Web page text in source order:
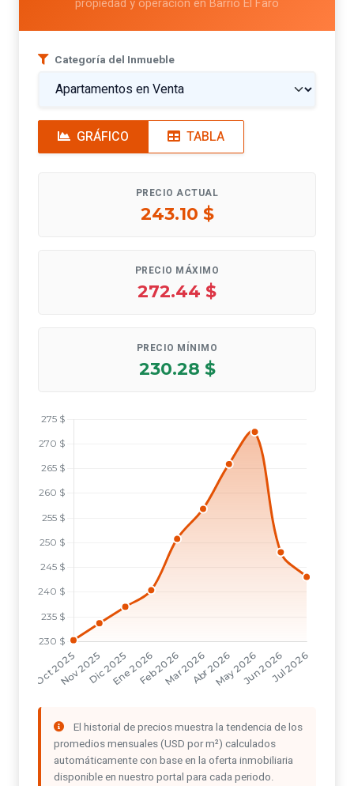
propiedad y operación en Barrio El Faro
Categoría del Inmueble
GRÁFICO TABLA
PRECIO ACTUAL
243.10 $
PRECIO MÁXIMO
272.44 $
PRECIO MÍNIMO
230.28 $
El historial de precios muestra la tendencia de los
promedios mensuales (USD por m²) calculados
automáticamente con base en la oferta inmobiliaria
disponible en nuestro portal para cada periodo.